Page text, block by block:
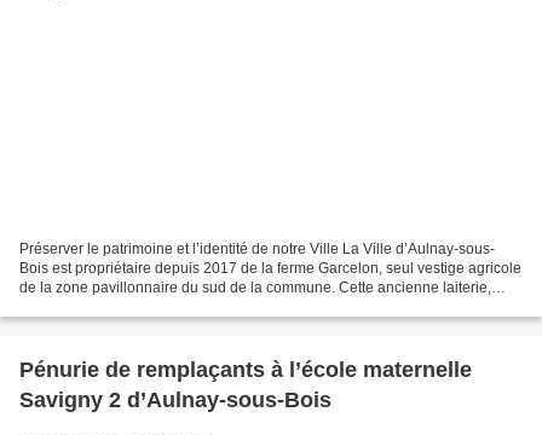
Préserver le patrimoine et l’identité de notre Ville La Ville d’Aulnay-sous-
Bois est propriétaire depuis 2017 de la ferme Garcelon, seul vestige agricole
de la zone pavillonnaire du sud de la commune. Cette ancienne laiterie,
Pénurie de remplaçants à l’école maternelle
Savigny 2 d’Aulnay-sous-Bois